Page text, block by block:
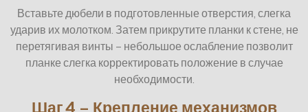
Вставьте дюбели в подготовленные отверстия, слегка
ударив их молотком. Затем прикрутите планки к стене, не
перетягивая винты – небольшое ослабление позволит
планке слегка корректировать положение в случае
необходимости.
Шаг 4 – Крепление механизмов